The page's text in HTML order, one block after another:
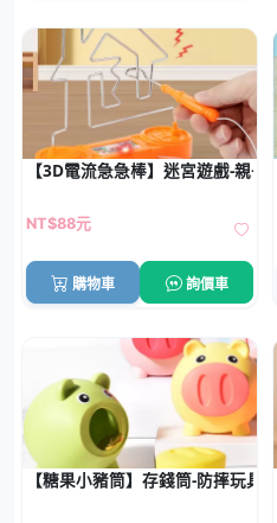
【3D電流急急棒】迷宮遊戲-親
NT$88元
購物車 詢價車
【糖果小豬筒】存錢筒-防摔玩具